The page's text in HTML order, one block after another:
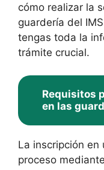
cómo realizar la
guardería del
tengas toda la
trámite crucial.
Requisitos
en las
La inscripción en
proceso